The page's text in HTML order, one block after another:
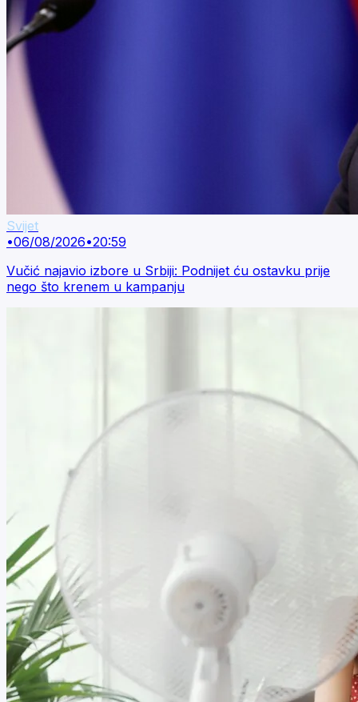
Svijet
•06/08/2026•20:59
Vučić najavio izbore u Srbiji: Podnijet ću ostavku prije
nego što krenem u kampanju